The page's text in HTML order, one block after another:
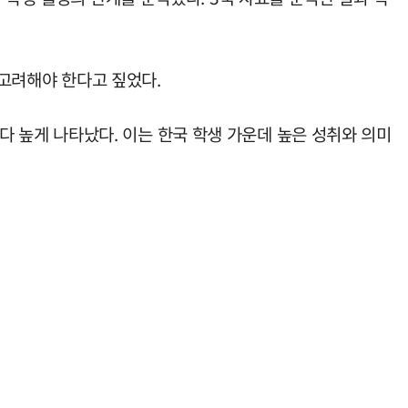
려해야 한다고 짚었다.
게 나타났다. 이는 한국 학생 가운데 높은 성취와 의미